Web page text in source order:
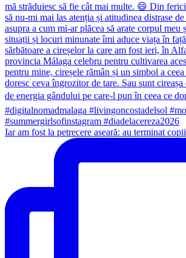
Iar am fost la petrecere aseară: au terminat copii